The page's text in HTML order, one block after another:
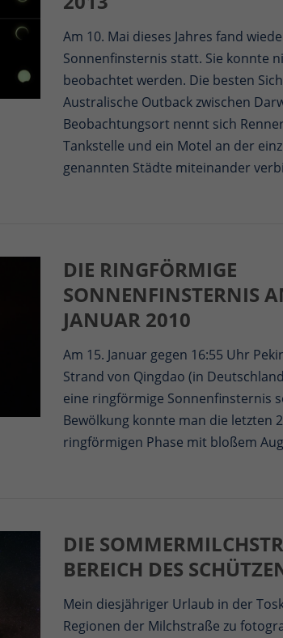
Am 10. Mai dieses Jahres fand
Sonnenfinsternis statt. Sie konnte
beobachtet werden. Die besten
Australische Outback zwischen
Beobachtungsort nennt sich
Tankstelle und ein Motel an der
genannten Städte miteinander
DIE RINGFÖRMIGE
SONNENFINSTERNIS
JANUAR 2010
Am 15. Januar gegen 16:55 Uhr
Strand von Qingdao (in
eine ringförmige Sonnenfinsternis
Bewölkung konnte man die letzten
ringförmigen Phase mit bloßem
DIE
EREICH DES SCHÜTZEN
Mein diesjähriger Urlaub in der
Regionen der Milchstraße zu